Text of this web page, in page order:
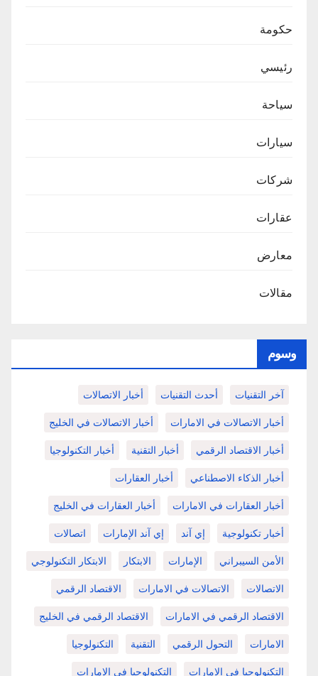
حكومة
رئيسي
سياحة
سيارات
شركات
عقارات
معارض
مقالات
وسوم
آخر التقنيات أحدث التقنيات أخبار الاتصالات
أخبار الاتصالات في الامارات أخبار الاتصالات في الخليج
أخبار الاقتصاد الرقمي أخبار التقنية أخبار التكنولوجيا
أخبار الذكاء الاصطناعي أخبار العقارات
أخبار العقارات في الامارات أخبار العقارات في الخليج
أخبار تكنولوجية إي آند إي آند الإمارات اتصالات
الأمن السيبراني الإمارات الابتكار الابتكار التكنولوجي
الاتصالات الاتصالات في الامارات الاقتصاد الرقمي
الاقتصاد الرقمي في الامارات الاقتصاد الرقمي في الخليج
الامارات التحول الرقمي التقنية التكنولوجيا
التكنولوجيا في الإمارات التكنولوجيا في الامارات